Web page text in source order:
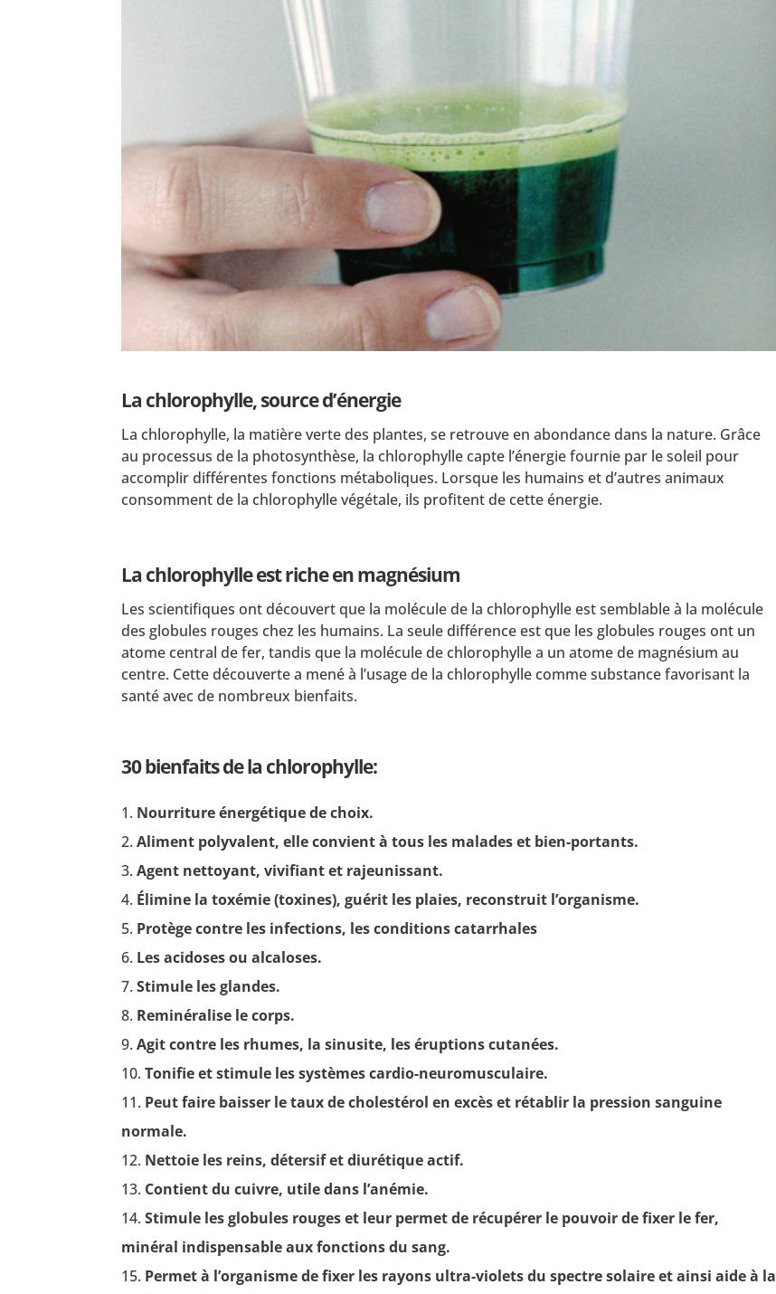
La chlorophylle, source d’énergie
La chlorophylle, la matière verte des plantes, se retrouve en abondance dans la nature. Grâce
au processus de la photosynthèse, la chlorophylle capte l’énergie fournie par le soleil pour
accomplir différentes fonctions métaboliques. Lorsque les humains et d’autres animaux
consomment de la chlorophylle végétale, ils profitent de cette énergie.
La chlorophylle est riche en magnésium
Les scientifiques ont découvert que la molécule de la chlorophylle est semblable à la molécule
des globules rouges chez les humains. La seule différence est que les globules rouges ont un
atome central de fer, tandis que la molécule de chlorophylle a un atome de magnésium au
centre. Cette découverte a mené à l’usage de la chlorophylle comme substance favorisant la
santé avec de nombreux bienfaits.
30 bienfaits de la chlorophylle:
Nourriture énergétique de choix.
Aliment polyvalent, elle convient à tous les malades et bien-portants.
Agent nettoyant, vivifiant et rajeunissant.
Élimine la toxémie (toxines), guérit les plaies, reconstruit l’organisme.
Protège contre les infections, les conditions catarrhales
Les acidoses ou alcaloses.
Stimule les glandes.
Reminéralise le corps.
Agit contre les rhumes, la sinusite, les éruptions cutanées.
Tonifie et stimule les systèmes cardio-neuromusculaire.
Peut faire baisser le taux de cholestérol en excès et rétablir la pression sanguine
normale.
Nettoie les reins, détersif et diurétique actif.
Contient du cuivre, utile dans l’anémie.
Stimule les globules rouges et leur permet de récupérer le pouvoir de fixer le fer,
minéral indispensable aux fonctions du sang.
Permet à l’organisme de fixer les rayons ultra-violets du spectre solaire et ainsi aide à la